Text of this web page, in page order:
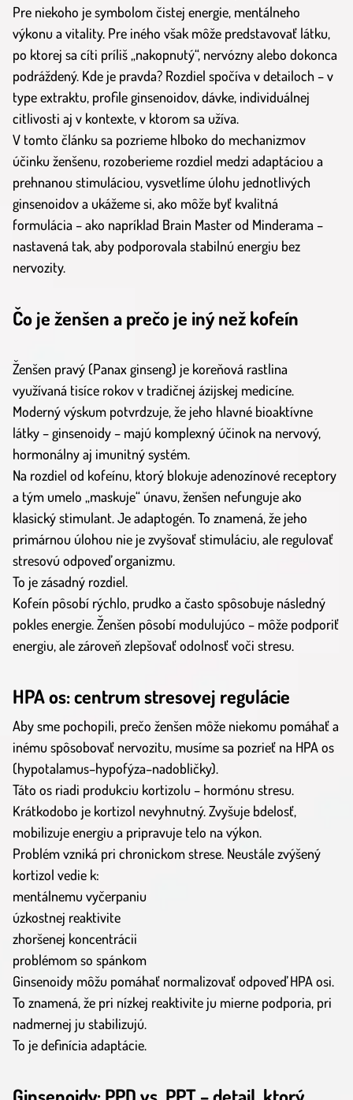
Pre niekoho je symbolom čistej energie, mentálneho
výkonu a vitality. Pre iného však môže predstavovať látku,
po ktorej sa cíti príliš „nakopnutý“, nervózny alebo dokonca
podráždený. Kde je pravda? Rozdiel spočíva v detailoch – v
type extraktu, profile ginsenoidov, dávke, individuálnej
citlivosti aj v kontexte, v ktorom sa užíva.
V tomto článku sa pozrieme hlboko do mechanizmov
účinku ženšenu, rozoberieme rozdiel medzi adaptáciou a
prehnanou stimuláciou, vysvetlíme úlohu jednotlivých
ginsenoidov a ukážeme si, ako môže byť kvalitná
formulácia – ako napríklad Brain Master od Minderama –
nastavená tak, aby podporovala stabilnú energiu bez
nervozity.
Čo je ženšen a prečo je iný než kofeín
Ženšen pravý (Panax ginseng) je koreňová rastlina
využívaná tisíce rokov v tradičnej ázijskej medicíne.
Moderný výskum potvrdzuje, že jeho hlavné bioaktívne
látky – ginsenoidy – majú komplexný účinok na nervový,
hormonálny aj imunitný systém.
Na rozdiel od kofeínu, ktorý blokuje adenozínové receptory
a tým umelo „maskuje“ únavu, ženšen nefunguje ako
klasický stimulant. Je adaptogén. To znamená, že jeho
primárnou úlohou nie je zvyšovať stimuláciu, ale regulovať
stresovú odpoveď organizmu.
To je zásadný rozdiel.
Kofeín pôsobí rýchlo, prudko a často spôsobuje následný
pokles energie. Ženšen pôsobí modulujúco – môže podporiť
energiu, ale zároveň zlepšovať odolnosť voči stresu.
HPA os: centrum stresovej regulácie
Aby sme pochopili, prečo ženšen môže niekomu pomáhať a
inému spôsobovať nervozitu, musíme sa pozrieť na HPA os
(hypotalamus–hypofýza–nadobličky).
Táto os riadi produkciu kortizolu – hormónu stresu.
Krátkodobo je kortizol nevyhnutný. Zvyšuje bdelosť,
mobilizuje energiu a pripravuje telo na výkon.
Problém vzniká pri chronickom strese. Neustále zvýšený
kortizol vedie k:
mentálnemu vyčerpaniu
úzkostnej reaktivite
zhoršenej koncentrácii
problémom so spánkom
Ginsenoidy môžu pomáhať normalizovať odpoveď HPA osi.
To znamená, že pri nízkej reaktivite ju mierne podporia, pri
nadmernej ju stabilizujú.
To je definícia adaptácie.